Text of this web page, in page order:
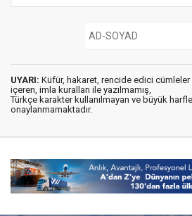
UYARI: Küfür, hakaret, rencide edici cümleler
içeren, imla kuralları ile yazılmamış,
Türkçe karakter kullanılmayan ve büyük
onaylanmamaktadır.